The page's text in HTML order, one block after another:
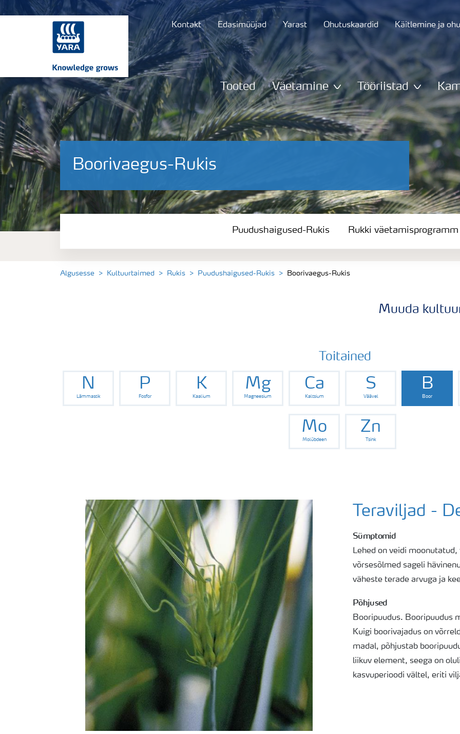
Kontakt Edasimüüjad Yarast Ohutuskaardid Käitlemine ja
Tooted Väetamine Tööriistad
Boorivaegus-Rukis
Puudushaigused-Rukis
Puudushaigused-Rukis Rukki väetamisprogramm
Algusesse Kultuurtaimed Rukis Puudushaigused-Rukis Boorivaegus-Rukis
Muuda
Toitained
N
Lämmastik
P
Fosfor
K
Kaalium
Mg
Magneesium
Ca
Kaltsium
S
Väävel
B
Boor
Mo
Molübdeen
Zn
Tsink
Teraviljad -
Sümptomid
Lehed on veidi
võrsesõlmed sageli
väheste terade arvuga ja
Põhjused
Booripuudus. Booripuudus
Kuigi boorivajadus on
madal, põhjustab
liikuv element, seega on
kasvuperioodi vältel, eriti